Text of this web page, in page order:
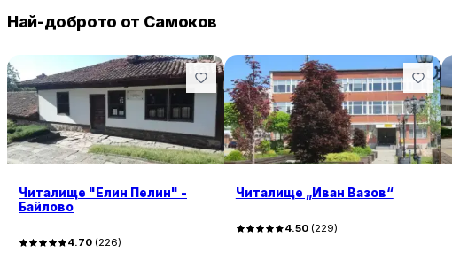
Най-доброто от Самоков
Читалище "Елин Пелин" -
Байлово
4.70 (226)
Читалище „Иван Вазов“
4.50(229)